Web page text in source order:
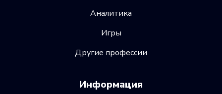
Аналитика
Игры
Другие профессии
Информация